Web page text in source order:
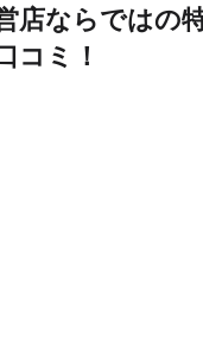
店ならではの
コミ！